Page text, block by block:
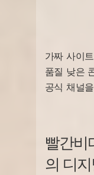
가짜 사이
품질 낮은
공식 채널
빨간비
의 디